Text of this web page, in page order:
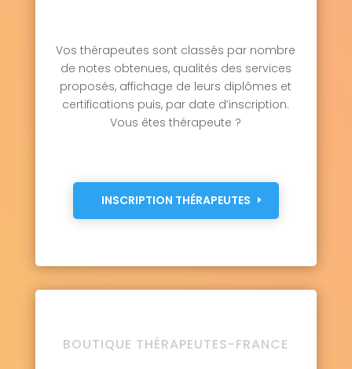
Vos thérapeutes sont classés par nombre
de notes obtenues, qualités des services
proposés, affichage de leurs diplômes et
certifications puis, par date d’inscription.
Vous êtes thérapeute ?
INSCRIPTION THÉRAPEUTES
BOUTIQUE THÉRAPEUTES-FRANCE